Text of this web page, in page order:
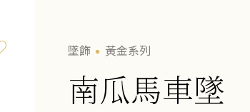
墜飾 黃金系列
南瓜馬車墜